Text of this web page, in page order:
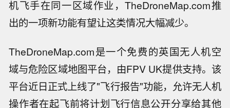
机飞手在同一区域作业，TheDroneMap.com推
出的一项新功能有望让这类情况大幅减少。
TheDroneMap.com是一个免费的英国无人机空
域与危险区域地图平台，由FPV UK提供支持。该
平台近日正式上线了"飞行报告"功能，允许无人机
操作者在起飞前将计划飞行信息公开分享给其他